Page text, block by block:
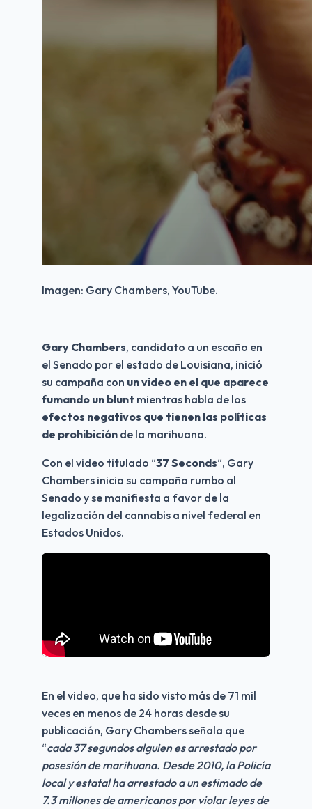
Imagen: Gary Chambers, YouTube.
Gary Chambers, candidato a un escaño en
el Senado por el estado de Louisiana, inició
su campaña con un video en el que aparece
fumando un blunt mientras habla de los
efectos negativos que tienen las políticas
de prohibición de la marihuana.
Con el video titulado “37 Seconds“, Gary
Chambers inicia su campaña rumbo al
Senado y se manifiesta a favor de la
legalización del cannabis a nivel federal en
Estados Unidos.
En el video, que ha sido visto más de 71 mil
veces en menos de 24 horas desde su
publicación, Gary Chambers señala que
“cada 37 segundos alguien es arrestado por
posesión de marihuana. Desde 2010, la Policía
local y estatal ha arrestado a un estimado de
7.3 millones de americanos por violar leyes de